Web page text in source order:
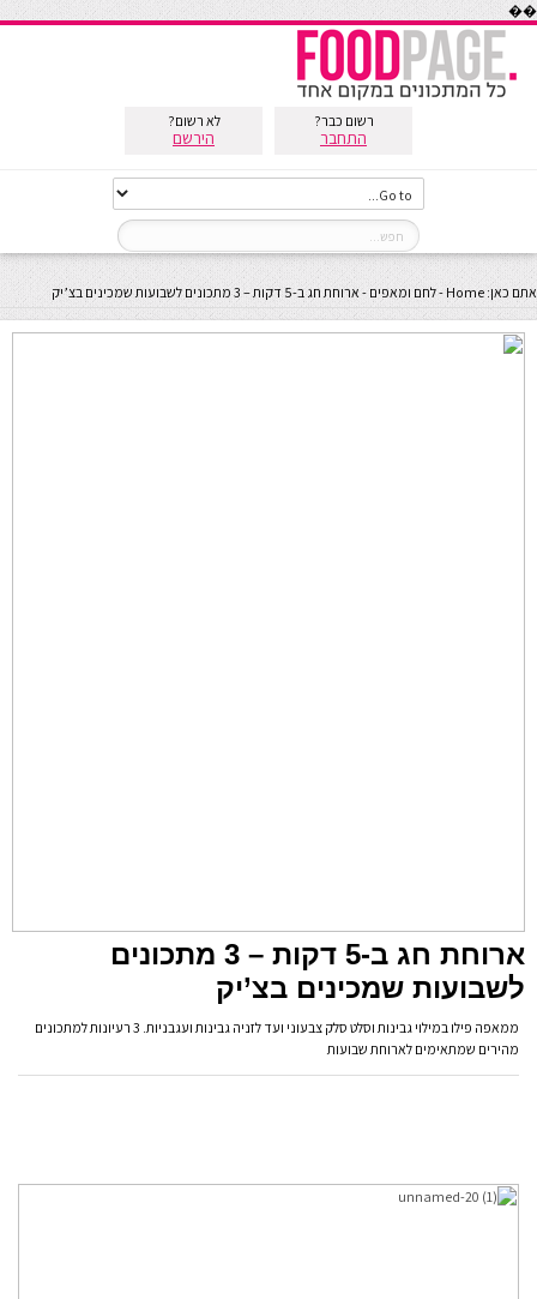
��
רשום כבר?
התחבר
לא רשום?
הירשם
אתם כאן: Home
-לחם ומאפים -ארוחת חג ב-5 דקות – 3 מתכונים לשבועות שמכינים בצ’יק
ארוחת חג ב-5 דקות – 3 מתכונים
לשבועות שמכינים בצ’יק
ממאפה פילו במילוי גבינות וסלט סלק צבעוני ועד לזניה גבינות ועגבניות. 3 רעיונות למתכונים
מהירים שמתאימים לארוחת שבועות